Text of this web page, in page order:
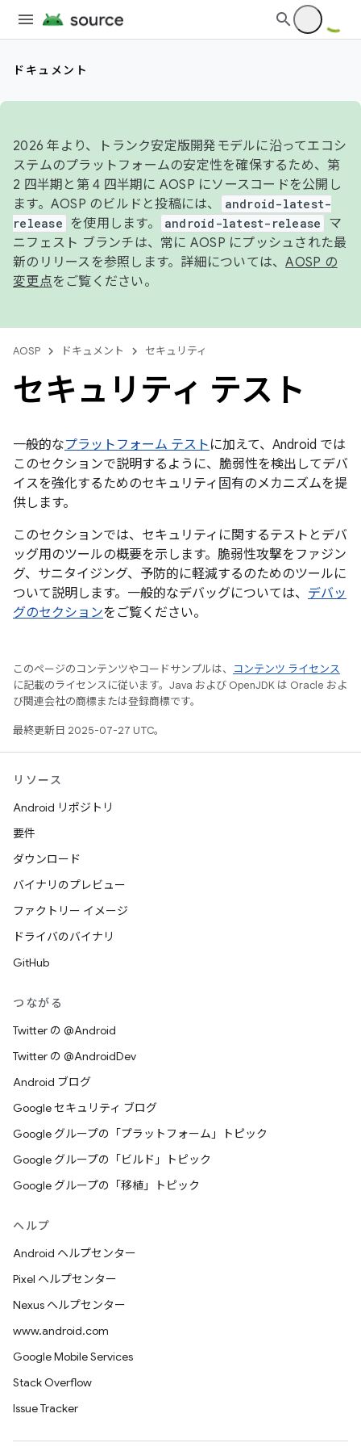
ドキュメント
2026 年より、トランク安定版開発モデルに沿ってエコシ
ステムのプラットフォームの安定性を確保するため、第
2 四半期と第 4 四半期に AOSP にソースコードを公開し
ます。AOSP のビルドと投稿には、
android-latest-
release
を使用します。 android-latest-release
マ
ニフェスト ブランチは、常に AOSP にプッシュされた最
新のリリースを参照します。詳細については、AOSP の
変更点をご覧ください。
AOSP ドキュメント セキュリティ
セキュリティ テスト
一般的なプラットフォーム テスト に加えて、Android では
このセクションで説明するように、脆弱性を検出してデバ
イスを強化するためのセキュリティ固有のメカニズムを提
供します。
このセクションでは、セキュリティに関するテストとデバ
ッグ用のツールの概要を示します。脆弱性攻撃をファジン
グ、サニタイジング、予防的に軽減するのためのツールに
ついて説明します。一般的なデバッグについては、 デバッ
グのセクションをご覧ください。
このページのコンテンツやコードサンプルは、
コンテンツ ライセンス
に記載のライセンスに従います。Java および OpenJDK は Oracle およ
び関連会社の商標または登録商標です。
最終更新日 2025-07-27 UTC。
リソース
Android リポジトリ
要件
ダウンロード
バイナリのプレビュー
ファクトリー イメージ
ドライバのバイナリ
GitHub
つながる
Twitter の @Android
Twitter の @AndroidDev
Android ブログ
Google セキュリティ ブログ
Google グループの「プラットフォーム」トピック
Google グループの「ビルド」トピック
Google グループの「移植」トピック
ヘルプ
Android ヘルプセンター
Pixel ヘルプセンター
Nexus ヘルプセンター
www.android.com
Google Mobile Services
Stack Overflow
Issue Tracker